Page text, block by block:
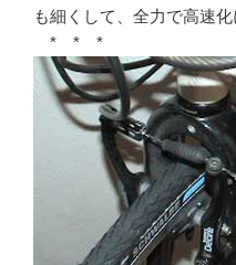
も細くして、全力で高速化
* * *